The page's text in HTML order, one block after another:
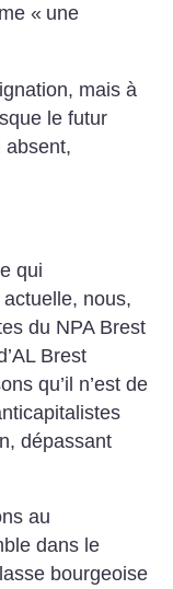
« une
mais à
le futur
absent,
qui
nous,
du NPA Brest
Brest
qu’il n’est de
dépassant
au
dans le
bourgeoise